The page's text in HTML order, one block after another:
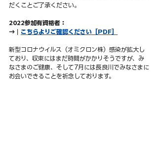
だくことご了承ください。
2022参加有資格者：
→｜ こちらよりご確認ください［PDF］
新型コロナウイルス（オミクロン株）感染が拡大し
ており、収束にはまだ時間がかかりそうですが、み
なさまのご健康、そして7月には長良川でみなさまに
お会いできることを祈念しております。